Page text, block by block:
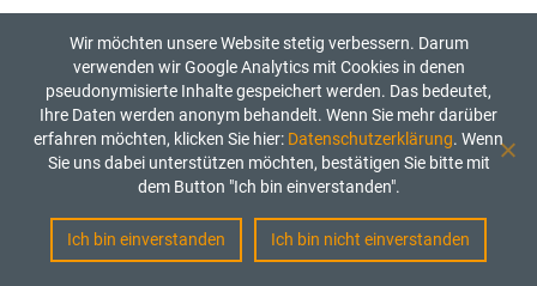
Wir möchten unsere Website stetig verbessern. Darum
verwenden wir Google Analytics mit Cookies in denen
pseudonymisierte Inhalte gespeichert werden. Das bedeutet,
Ihre Daten werden anonym behandelt. Wenn Sie mehr darüber
erfahren möchten, klicken Sie hier: Datenschutzerklärung. Wenn
Sie uns dabei unterstützen möchten, bestätigen Sie bitte mit
dem Button "Ich bin einverstanden".
Ich bin einverstanden Ich bin nicht einverstanden